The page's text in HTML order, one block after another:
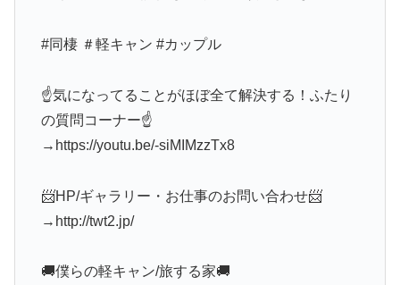
#同棲 ＃軽キャン #カップル
☝️気になってることがほぼ全て解決する！ふたり
の質問コーナー☝️
→https://youtu.be/-siMIMzzTx8
📨HP/ギャラリー・お仕事のお問い合わせ📨
→http://twt2.jp/
🚚僕らの軽キャン/旅する家🚚